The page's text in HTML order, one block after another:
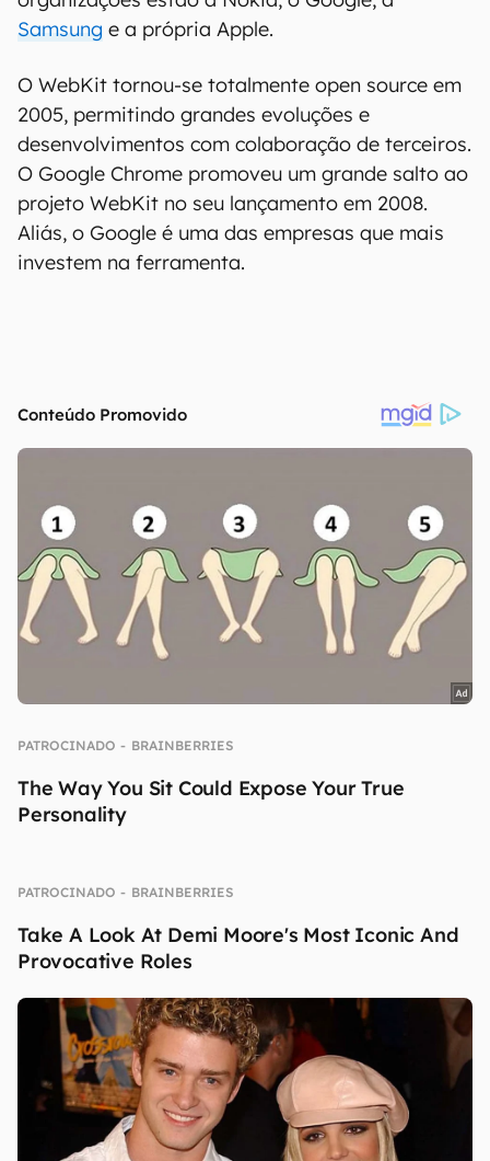
Samsung e a própria Apple.
O WebKit tornou-se totalmente open source em
2005, permitindo grandes evoluções e
desenvolvimentos com colaboração de terceiros.
O Google Chrome promoveu um grande salto ao
projeto WebKit no seu lançamento em 2008.
Aliás, o Google é uma das empresas que mais
investem na ferramenta.